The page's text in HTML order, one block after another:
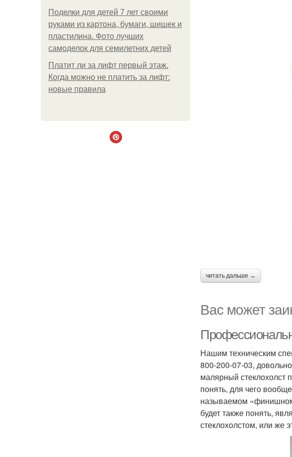
Поделки для детей 7 лет своими
руками из картона, бумаги, шишек и
пластилина. Фото лучших
самоделок для семилетних детей
Платит ли за лифт первый этаж.
Когда можно не платить за лифт:
новые правила
читать дальше →
Вас может
Нашим техническим
800-200-07-03,
малярный стеклохолст
понять, для чего
называемом
будет также понять,
стеклохолстом, или же